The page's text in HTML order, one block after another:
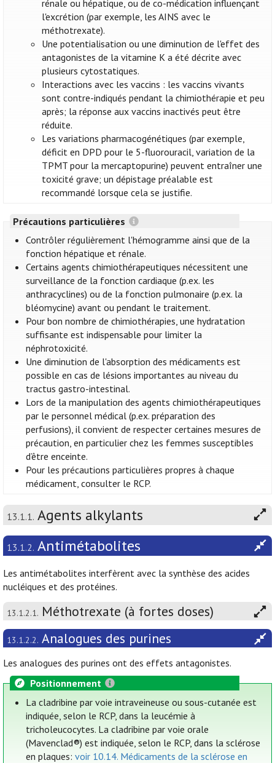
rénale ou hépatique, ou de co-médication influençant
l'excrétion (par exemple, les AINS avec le
méthotrexate).
Une potentialisation ou une diminution de l'effet des
antagonistes de la vitamine K a été décrite avec
plusieurs cytostatiques.
Interactions avec les vaccins : les vaccins vivants
sont contre-indiqués pendant la chimiothérapie et peu
après; la réponse aux vaccins inactivés peut être
réduite.
Les variations pharmacogénétiques (par exemple,
déficit en DPD pour le 5-fluorouracil, variation de la
TPMT pour la mercaptopurine) peuvent entraîner une
toxicité grave; un dépistage préalable est
recommandé lorsque cela se justifie.
Précautions particulières
Contrôler régulièrement l'hémogramme ainsi que de la
fonction hépatique et rénale.
Certains agents chimiothérapeutiques nécessitent une
surveillance de la fonction cardiaque (p.ex. les
anthracyclines) ou de la fonction pulmonaire (p.ex. la
bléomycine) avant ou pendant le traitement.
Pour bon nombre de chimiothérapies, une hydratation
suffisante est indispensable pour limiter la
néphrotoxicité.
Une diminution de l'absorption des médicaments est
possible en cas de lésions importantes au niveau du
tractus gastro-intestinal.
Lors de la manipulation des agents chimiothérapeutiques
par le personnel médical (p.ex. préparation des
perfusions), il convient de respecter certaines mesures de
précaution, en particulier chez les femmes susceptibles
d’être enceinte.
Pour les précautions particulières propres à chaque
médicament, consulter le RCP.
13.1.1. Agents alkylants
13.1.2. Antimétabolites
Les antimétabolites interfèrent avec la synthèse des acides
nucléiques et des protéines.
13.1.2.1. Méthotrexate (à fortes doses)
13.1.2.2. Analogues des purines
Les analogues des purines ont des effets antagonistes.
Positionnement
La cladribine par voie intraveineuse ou sous-cutanée est
indiquée, selon le RCP, dans la leucémie à
tricholeucocytes. La cladribine par voie orale
(Mavenclad®) est indiquée, selon le RCP, dans la sclérose
en plaques:voir 10.14. Médicaments de la sclérose en